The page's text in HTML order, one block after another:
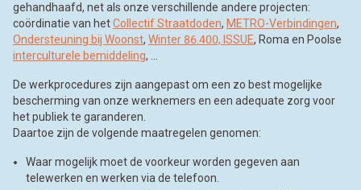
gehandhaafd, net als onze verschillende andere projecten:
coördinatie van hetCollectif Straatdoden, METRO-Verbindingen,
Ondersteuning bij Woonst, Winter 86.400, ISSUE, Roma en Poolse
interculturele bemiddeling, ...
De werkprocedures zijn aangepast om een zo best mogelijke
bescherming van onze werknemers en een adequate zorg voor
het publiek te garanderen.
Daartoe zijn de volgende maatregelen genomen:
Waar mogelijk moet de voorkeur worden gegeven aan
telewerken en werken via de telefoon.